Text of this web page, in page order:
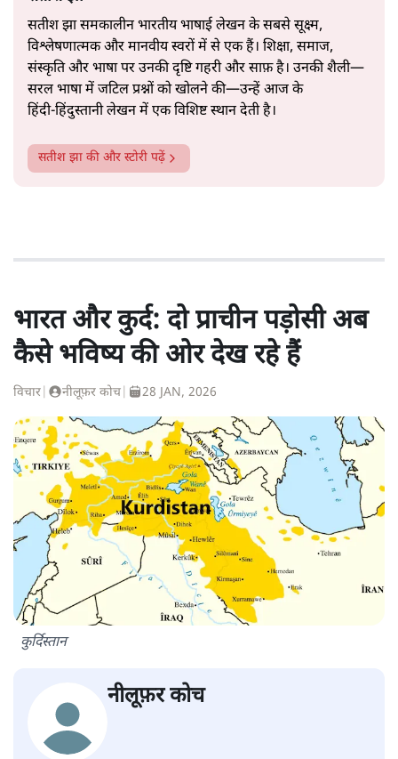
सतीश झा समकालीन भारतीय भाषाई लेखन के सबसे सूक्ष्म,
विश्लेषणात्मक और मानवीय स्वरों में से एक हैं। शिक्षा, समाज,
संस्कृति और भाषा पर उनकी दृष्टि गहरी और साफ़ है। उनकी शैली—
सरल भाषा में जटिल प्रश्नों को खोलने की—उन्हें आज के
हिंदी‑हिंदुस्तानी लेखन में एक विशिष्ट स्थान देती है।
सतीश झा की और स्टोरी पढ़ें
भारत और कुर्द: दो प्राचीन पड़ोसी अब
कैसे भविष्य की ओर देख रहे हैं
विचार नीलूफ़र कोच 28 JAN, 2026
कुर्दिस्तान
नीलूफ़र कोच